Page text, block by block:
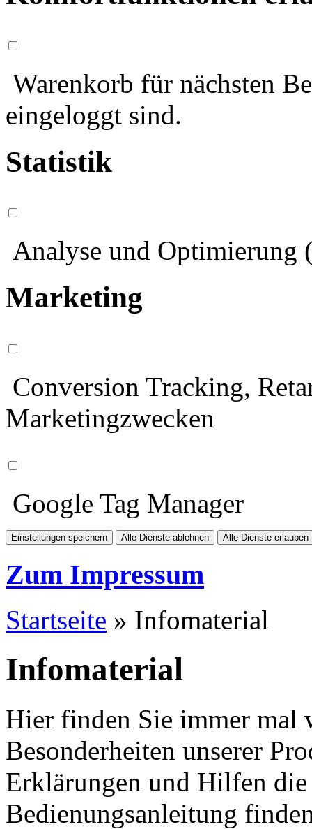
Warenkorb für nächsten
eingeloggt sind.
Statistik
Analyse und Optimierung
Marketing
Conversion Tracking,
Marketingzwecken
Google Tag Manager
Einstellungen speichern Alle Dienste ablehnen Alle Dienste erlauben
Zum Impressum
Startseite » Infomaterial
Infomaterial
Hier finden Sie immer mal
Besonderheiten unserer
Erklärungen und Hilfen
Bedienungsanleitung